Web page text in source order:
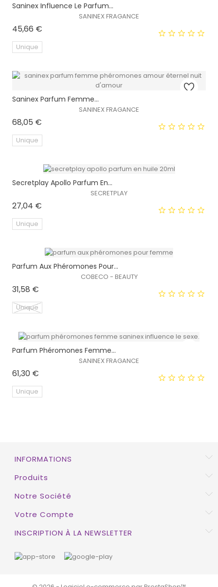
EXCLUSIVITÉ WEB !
Saninex Influence Le Parfum...
SANINEX FRAGANCE
45,66 €
Unique
EXCLUSIVITÉ WEB !
Saninex Parfum Femme...
SANINEX FRAGANCE
68,05 €
Unique
EXCLUSIVITÉ WEB !
Secretplay Apollo Parfum En...
SECRETPLAY
27,04 €
Unique
EXCLUSIVITÉ WEB !
HORS STOCK
Parfum Aux Phéromones Pour...
COBECO - BEAUTY
31,58 €
Unique
Parfum Phéromones Femme...
SANINEX FRAGANCE
61,30 €
Unique
INFORMATIONS
Produits
Notre Société
Votre Compte
INSCRIPTION À LA NEWSLETTER